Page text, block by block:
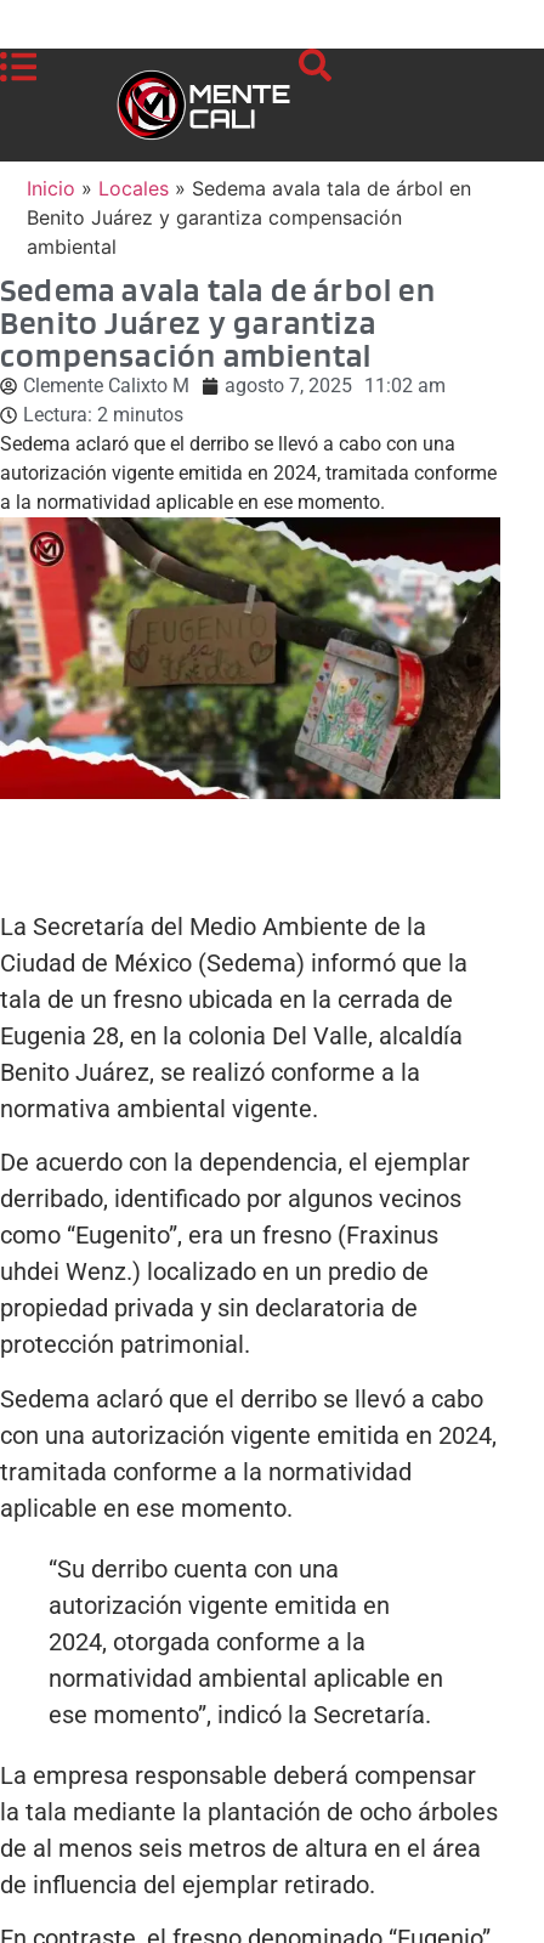
Inicio » Locales » Sedema avala tala de árbol en
Benito Juárez y garantiza compensación
ambiental
Sedema avala tala de árbol en
Benito Juárez y garantiza
compensación ambiental
Clemente Calixto M agosto 7, 2025 11:02 am
Lectura: 2 minutos
Sedema aclaró que el derribo se llevó a cabo con una
autorización vigente emitida en 2024, tramitada conforme
a la normatividad aplicable en ese momento.
La Secretaría del Medio Ambiente de la
Ciudad de México (Sedema) informó que la
tala de un fresno ubicada en la cerrada de
Eugenia 28, en la colonia Del Valle, alcaldía
Benito Juárez, se realizó conforme a la
normativa ambiental vigente.
De acuerdo con la dependencia, el ejemplar
derribado, identificado por algunos vecinos
como “Eugenito”, era un fresno (Fraxinus
uhdei Wenz.) localizado en un predio de
propiedad privada y sin declaratoria de
protección patrimonial.
Sedema aclaró que el derribo se llevó a cabo
con una autorización vigente emitida en 2024,
tramitada conforme a la normatividad
aplicable en ese momento.
“Su derribo cuenta con una
autorización vigente emitida en
2024, otorgada conforme a la
normatividad ambiental aplicable en
ese momento”, indicó la Secretaría.
La empresa responsable deberá compensar
la tala mediante la plantación de ocho árboles
de al menos seis metros de altura en el área
de influencia del ejemplar retirado.